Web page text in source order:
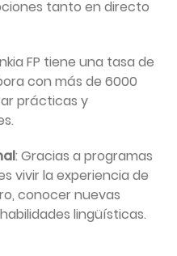
tanto en directo
FP tiene una tasa de
con más de 6000
prácticas y
: Gracias a programas
vivir la experiencia de
conocer nuevas
lingüísticas.